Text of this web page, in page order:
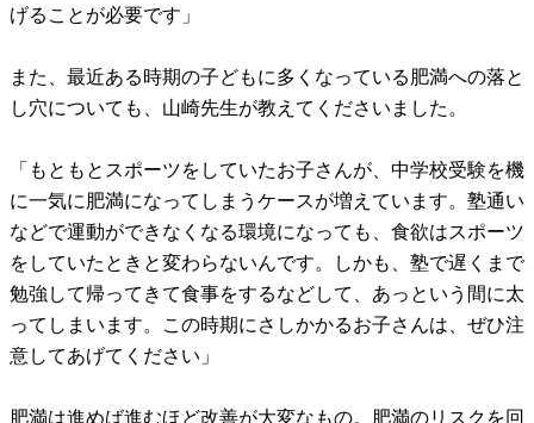
げることが必要です」
また、最近ある時期の子どもに多くなっている肥満への落と
し穴についても、山崎先生が教えてくださいました。
「もともとスポーツをしていたお子さんが、中学校受験を機
に一気に肥満になってしまうケースが増えています。塾通い
などで運動ができなくなる環境になっても、食欲はスポーツ
をしていたときと変わらないんです。しかも、塾で遅くまで
勉強して帰ってきて食事をするなどして、あっという間に太
ってしまいます。この時期にさしかかるお子さんは、ぜひ注
意してあげてください」
肥満は進めば進むほど改善が大変なもの。肥満のリスクを回